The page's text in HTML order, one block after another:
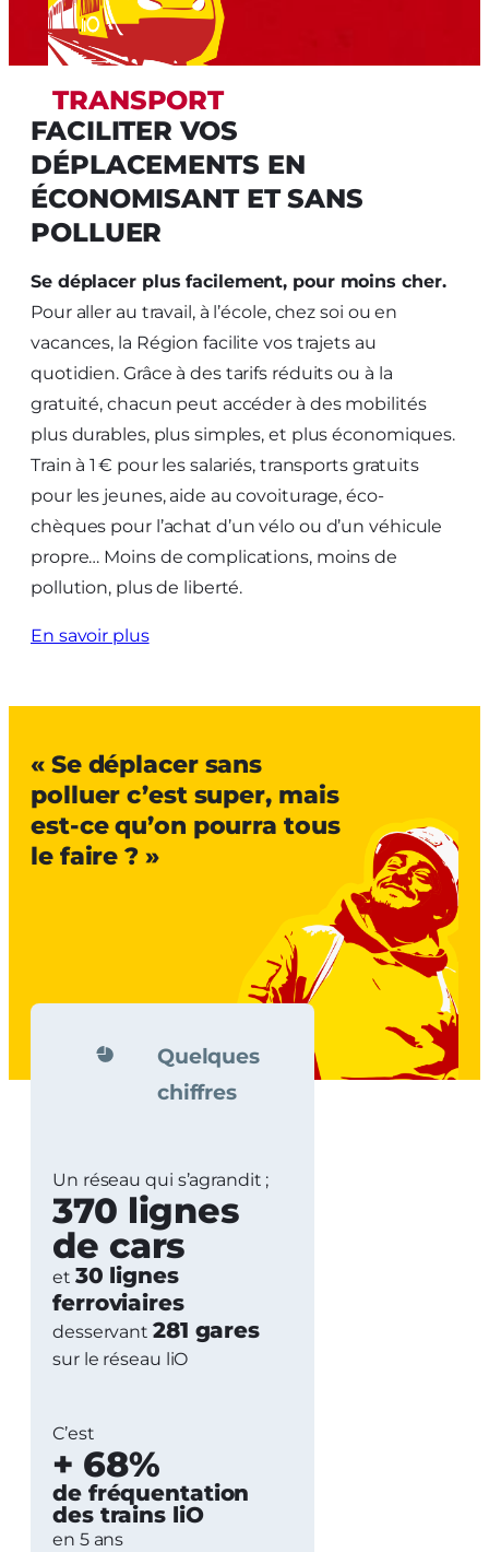
TRANSPORT
FACILITER VOS
DÉPLACEMENTS EN
ÉCONOMISANT ET SANS
POLLUER
Se déplacer plus facilement, pour moins cher.
Pour aller au travail, à l’école, chez soi ou en
vacances, la Région facilite vos trajets au
quotidien. Grâce à des tarifs réduits ou à la
gratuité, chacun peut accéder à des mobilités
plus durables, plus simples, et plus économiques.
Train à 1 € pour les salariés, transports gratuits
pour les jeunes, aide au covoiturage, éco-
chèques pour l’achat d’un vélo ou d’un véhicule
propre… Moins de complications, moins de
pollution, plus de liberté.
En savoir plus
« Se déplacer sans
polluer c’est super, mais
est-ce qu’on pourra tous
le faire ? »
Quelques
chiffres
Un réseau qui s’agrandit ;
370 lignes
de cars
et 30 lignes
ferroviaires
desservant 281 gares
sur le réseau liO
C’est
+ 68%
de fréquentation
des trains liO
en 5 ans